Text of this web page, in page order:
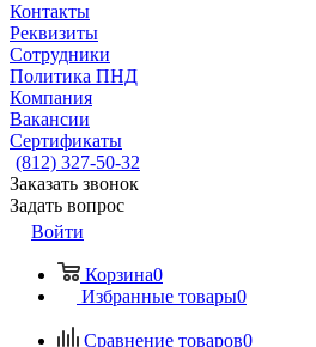
Контакты
Реквизиты
Сотрудники
Политика ПНД
Компания
Вакансии
Сертификаты
(812) 327-50-32
Заказать звонок
Задать вопрос
Войти
Корзина0
Избранные товары0
Сравнение товаров0